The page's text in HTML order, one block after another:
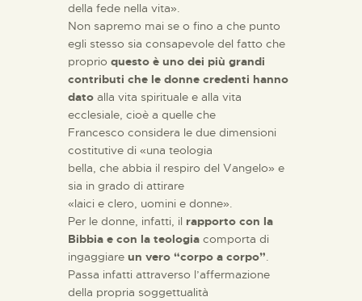
della fede nella vita».
Non sapremo mai se o fino a che punto
egli stesso sia consapevole del fatto che
proprio questo è uno dei più grandi
contributi che le donne credenti hanno
dato alla vita spirituale e alla vita
ecclesiale, cioè a quelle che
Francesco considera le due dimensioni
costitutive di «una teologia
bella, che abbia il respiro del Vangelo» e
sia in grado di attirare
«laici e clero, uomini e donne».
Per le donne, infatti, il rapporto con la
Bibbia e con la teologia comporta di
ingaggiare un vero “corpo a corpo”.
Passa infatti attraverso l’affermazione
della propria soggettualità